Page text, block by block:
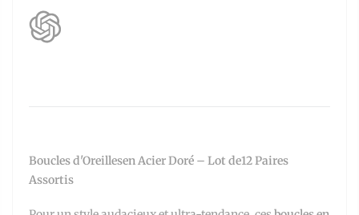
Boucles d'Oreillesen Acier Doré – Lot de12 Paires
Assortis